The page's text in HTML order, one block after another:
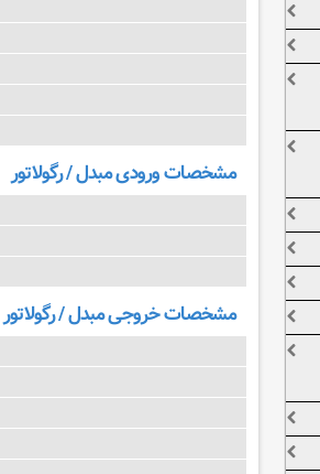
مشخصات ورودی مبدل / رگولاتور
مشخصات خروجی مبدل / رگولاتور